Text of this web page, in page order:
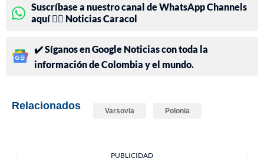
Suscríbase a nuestro canal de WhatsApp Channels
aquí 👉🏻 Noticias Caracol
✔️ Síganos en Google Noticias con toda la
información de Colombia y el mundo.
Relacionados Varsovia Polonia
PUBLICIDAD